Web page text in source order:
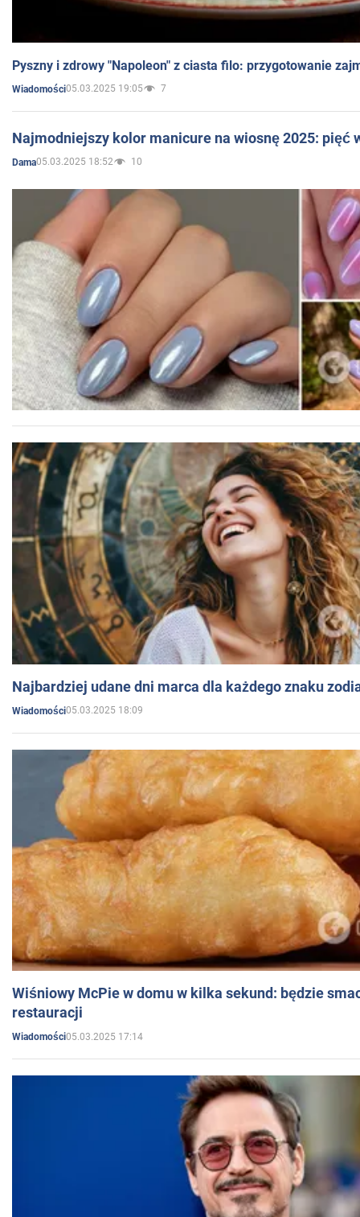
Pyszny i zdrowy "Napoleon" z ciasta filo: przygotowanie
Wiadomości05.03.2025 19:05 7
Najmodniejszy kolor manicure na wiosnę 2025: pięć
Dama05.03.2025 18:52 10
Najbardziej udane dni marca dla każdego znaku
Wiadomości05.03.2025 18:09
Wiśniowy McPie w domu w kilka sekund: będzie
restauracji
Wiadomości05.03.2025 17:14